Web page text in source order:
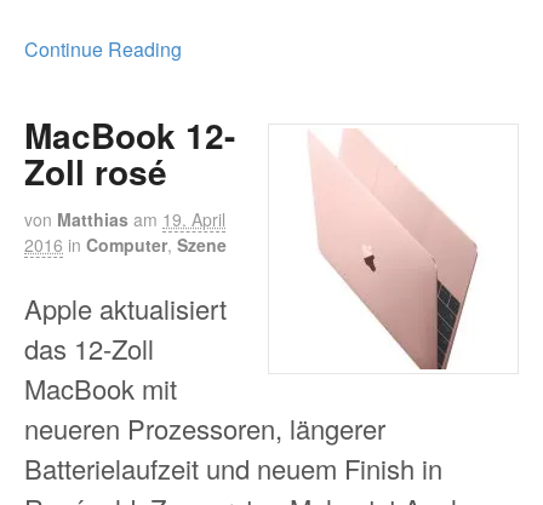
Continue Reading
MacBook 12-
Zoll rosé
von Matthias am 19. April
2016 in Computer, Szene
Apple aktualisiert
das 12-Zoll
MacBook mit
neueren Prozessoren, längerer
Batterielaufzeit und neuem Finish in